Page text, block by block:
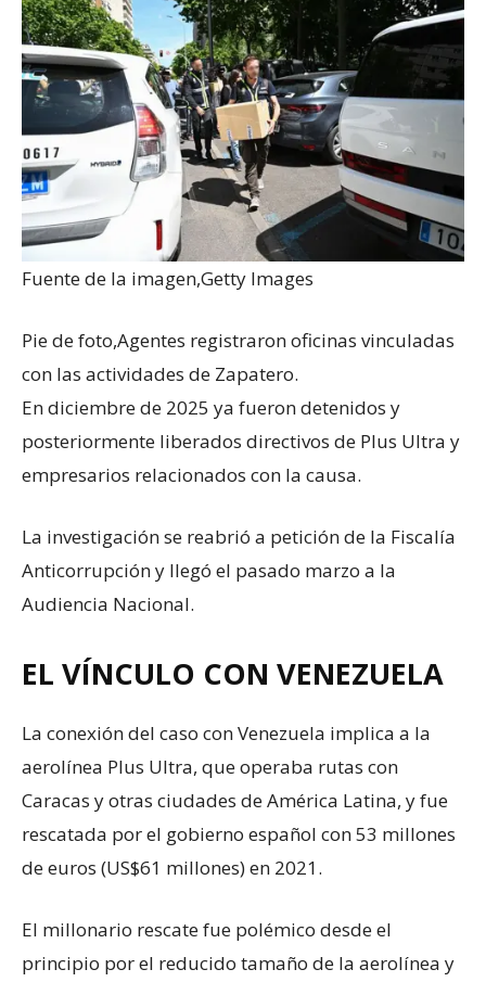
Fuente de la imagen,Getty Images
Pie de foto,Agentes registraron oficinas vinculadas
con las actividades de Zapatero.
En diciembre de 2025 ya fueron detenidos y
posteriormente liberados directivos de Plus Ultra y
empresarios relacionados con la causa.
La investigación se reabrió a petición de la Fiscalía
Anticorrupción y llegó el pasado marzo a la
Audiencia Nacional.
EL VÍNCULO CON VENEZUELA
La conexión del caso con Venezuela implica a la
aerolínea Plus Ultra, que operaba rutas con
Caracas y otras ciudades de América Latina, y fue
rescatada por el gobierno español con 53 millones
de euros (US$61 millones) en 2021.
El millonario rescate fue polémico desde el
principio por el reducido tamaño de la aerolínea y